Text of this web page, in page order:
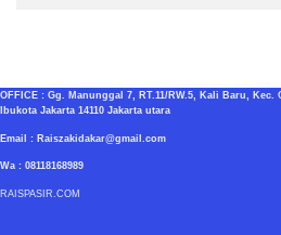
OFFICE : Gg. Manunggal 7, RT.11/RW.5, Kali Baru,
Ibukota Jakarta 14110 Jakarta utara
Email : Raiszakidakar@gmail.com
Wa : 08118168989
RAISPASIR.COM